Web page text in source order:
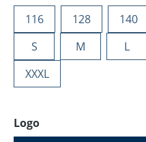
116 128 140
S
M L
XXXL
Logoauswählen